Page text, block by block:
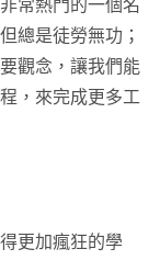
常熱門的一個名
總是徒勞無功；
觀念，讓我們能
，來完成更多工
更加瘋狂的學